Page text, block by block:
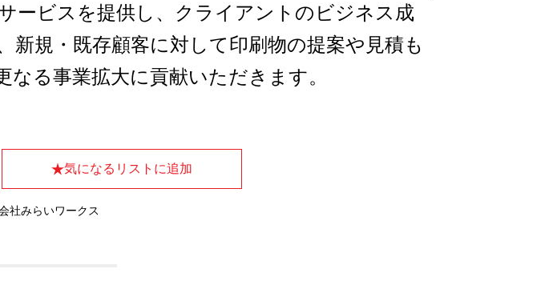
ービスを提供し、クライアントのビジネス成
規・既存顧客に対して印刷物の提案や見積も
る事業拡大に貢献いただきます。
気になるリストに追加
社みらいワークス